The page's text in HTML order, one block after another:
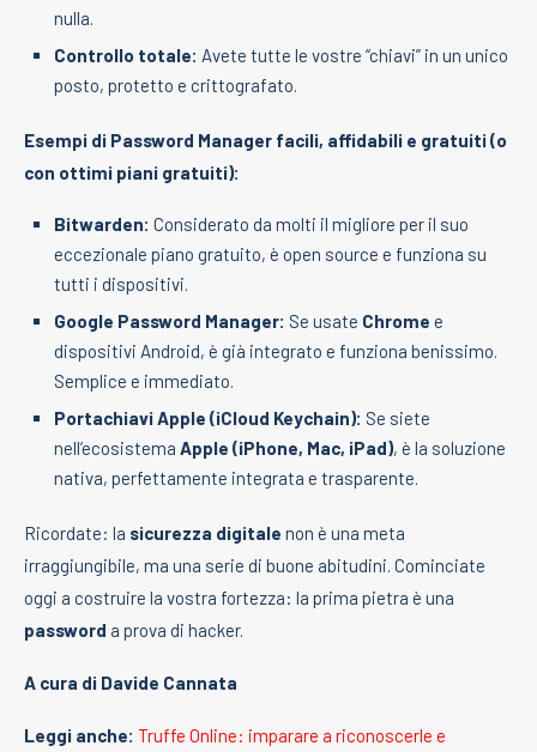
nulla.
Controllo totale: Avete tutte le vostre “chiavi” in un unico
posto, protetto e crittografato.
Esempi di Password Manager facili, affidabili e gratuiti (o
con ottimi piani gratuiti):
Bitwarden: Considerato da molti il migliore per il suo
eccezionale piano gratuito, è open source e funziona su
tutti i dispositivi.
Google Password Manager: Se usate Chrome e
dispositivi Android, è già integrato e funziona benissimo.
Semplice e immediato.
Portachiavi Apple (iCloud Keychain): Se siete
nell’ecosistema Apple (iPhone, Mac, iPad), è la soluzione
nativa, perfettamente integrata e trasparente.
Ricordate: la sicurezza digitale non è una meta
irraggiungibile, ma una serie di buone abitudini. Cominciate
oggi a costruire la vostra fortezza: la prima pietra è una
password a prova di hacker.
A cura di Davide Cannata
Leggi anche: Truffe Online: imparare a riconoscerle e